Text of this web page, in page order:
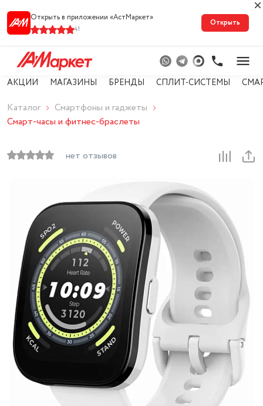
Открыть в приложении «АстМарке‪т‬»
41
Открыть
АКЦИИ МАГАЗИНЫ БРЕНДЫ СПЛИТ-СИСТЕМЫ
Каталог
Смартфоны и гаджеты
Смарт-часы и фитнес-браслеты
нет отзывов